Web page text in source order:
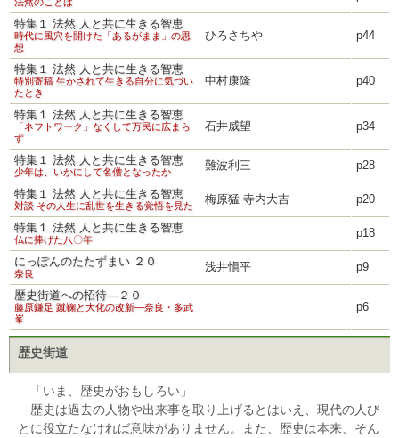
特集１ 法然 人と共に生きる智恵
時代に風穴を開けた「あるがまま」の思
想
ひろさちや p44
特集１ 法然 人と共に生きる智恵
特別寄稿 生かされて生きる自分に気づい
たとき
中村康隆 p40
特集１ 法然 人と共に生きる智恵
「ネフトワーク」なくして万民に広まら
ず
石井威望 p34
特集１ 法然 人と共に生きる智恵
少年は、いかにして名僧となったか 難波利三 p28
特集１ 法然 人と共に生きる智恵
対談 その人生に乱世を生きる覚悟を見た 梅原猛 寺内大吉 p20
特集１ 法然 人と共に生きる智恵
仏に捧げた八〇年 p18
にっぽんのたたずまい ２０
奈良 浅井愼平 p9
歴史街道への招待―２０
藤原鎌足 蹴鞠と大化の改新―奈良・多武
峯
p6
歴史街道
「いま、歴史がおもしろい」
歴史は過去の人物や出来事を取り上げるとはいえ、現代の人び
とに役立たなければ意味がありません。また、歴史は本来、そん